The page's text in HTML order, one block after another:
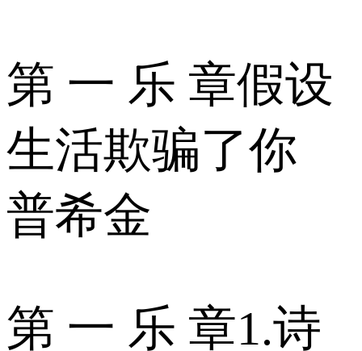
第 一 乐 章假设
生活欺骗了你
普希金
第 一 乐 章1.诗